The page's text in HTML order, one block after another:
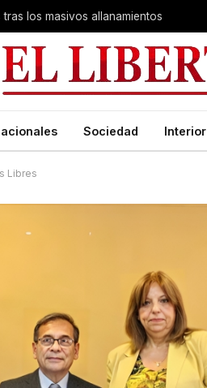
los masivos allanamientos
Sociedad Interior
Libres